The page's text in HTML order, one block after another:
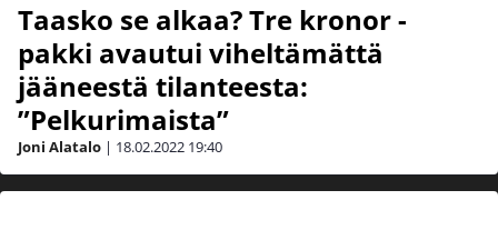
Taasko se alkaa? Tre kronor -
pakki avautui viheltämättä
jääneestä tilanteesta:
”Pelkurimaista”
Joni Alatalo | 18.02.2022 19:40